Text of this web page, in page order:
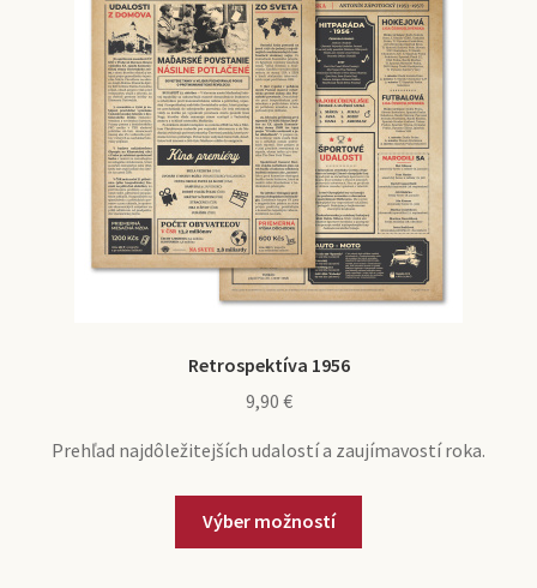
Retrospektíva 1956
9,90 €
Prehľad najdôležitejších udalostí a zaujímavostí roka.
Výber možností